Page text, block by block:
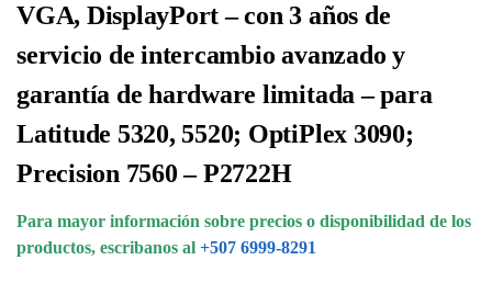
VGA, DisplayPort – con 3 años de
servicio de intercambio avanzado y
garantía de hardware limitada – para
Latitude 5320, 5520; OptiPlex 3090;
Precision 7560 – P2722H
Para mayor información sobre precios o disponibilidad de los
productos, escribanos al +507 6999-8291